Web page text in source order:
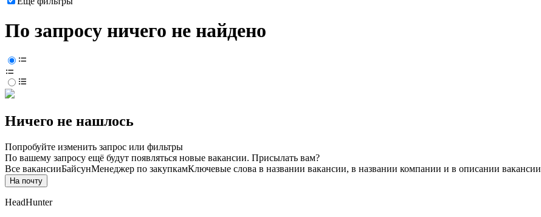
По запросу ничего не найдено
Ничего не нашлось
Попробуйте изменить запрос или фильтры
По вашему запросу ещё будут появляться новые вакансии. Присылать вам?
Все вакансииБайсунМенеджер по закупкамКлючевые слова в названии вакансии, в названии компании и в описании вакансии
На почту
HeadHunter